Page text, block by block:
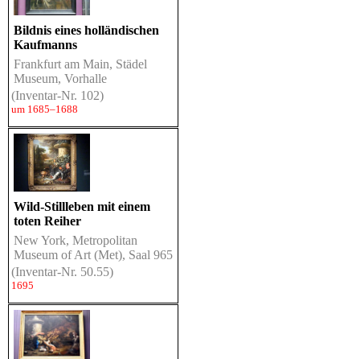
Bildnis eines holländischen
Kaufmanns
Frankfurt am Main, Städel
Museum, Vorhalle
(Inventar-Nr. 102)
um 1685–1688
Wild-Stillleben mit einem
toten Reiher
New York, Metropolitan
Museum of Art (Met), Saal 965
(Inventar-Nr. 50.55)
1695